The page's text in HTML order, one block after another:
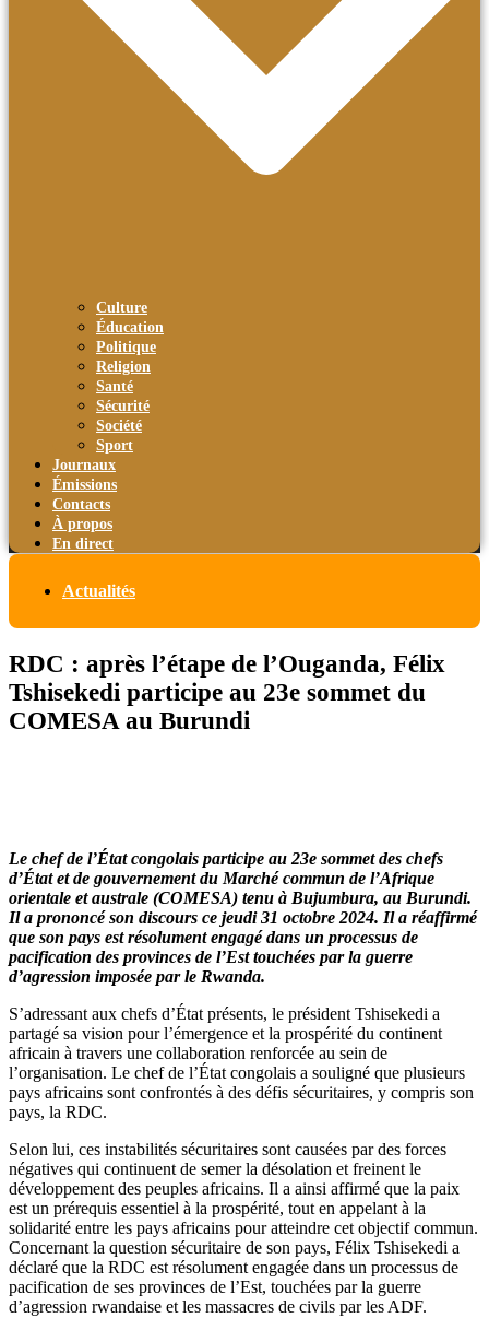
Culture
Éducation
Politique
Religion
Santé
Sécurité
Société
Sport
Journaux
Émissions
Contacts
À propos
En direct
Actualités
RDC : après l’étape de l’Ouganda, Félix
Tshisekedi participe au 23e sommet du
COMESA au Burundi
Le chef de l’État congolais participe au 23e sommet des chefs
d’État et de gouvernement du Marché commun de l’Afrique
orientale et australe (COMESA) tenu à Bujumbura, au Burundi.
Il a prononcé son discours ce jeudi 31 octobre 2024. Il a réaffirmé
que son pays est résolument engagé dans un processus de
pacification des provinces de l’Est touchées par la guerre
d’agression imposée par le Rwanda.
S’adressant aux chefs d’État présents, le président Tshisekedi a
partagé sa vision pour l’émergence et la prospérité du continent
africain à travers une collaboration renforcée au sein de
l’organisation. Le chef de l’État congolais a souligné que plusieurs
pays africains sont confrontés à des défis sécuritaires, y compris son
pays, la RDC.
Selon lui, ces instabilités sécuritaires sont causées par des forces
négatives qui continuent de semer la désolation et freinent le
développement des peuples africains. Il a ainsi affirmé que la paix
est un prérequis essentiel à la prospérité, tout en appelant à la
solidarité entre les pays africains pour atteindre cet objectif commun.
Concernant la question sécuritaire de son pays, Félix Tshisekedi a
déclaré que la RDC est résolument engagée dans un processus de
pacification de ses provinces de l’Est, touchées par la guerre
d’agression rwandaise et les massacres de civils par les ADF.